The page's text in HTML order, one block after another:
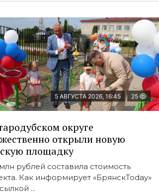
5 АВГУСТА 2026, 16:45 25
округе
открыли новую
площадку
рублей составила стоимость
Как информирует «БрянскToday»
...